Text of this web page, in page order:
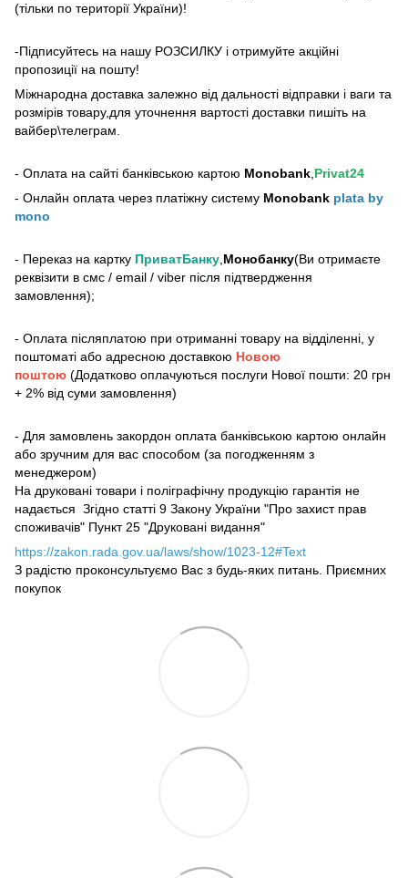
(тільки по території України)!
-Підписуйтесь на нашу РОЗСИЛКУ і отримуйте акційні
пропозиції на пошту!
Міжнародна доставка залежно від дальності відправки і ваги та
розмірів товару,для уточнення вартості доставки пишіть на
вайбер\телеграм.
- Оплата на сайті банківською картою Monobank,Privat24
- Онлайн оплата через платіжну систему Monobank plata by
mono
- Переказ на картку ПриватБанку,Монобанку(Ви отримаєте
реквізити в смс / email / viber після підтвердження
замовлення);
- Оплата післяплатою при отриманні товару на відділенні, у
поштоматі або адресною доставкою Новою
поштою (Додатково оплачуються послуги Нової пошти: 20 грн
+ 2% від суми замовлення)
- Для замовлень закордон оплата банківською картою онлайн
або зручним для вас способом (за погодженням з
менеджером)
На друковані товари і поліграфічну продукцію гарантія не
надається Згідно статті 9 Закону України "Про захист прав
споживачів" Пункт 25 "Друковані видання"
https://zakon.rada.gov.ua/laws/show/1023-12#Text
З радістю проконсультуємо Вас з будь-яких питань. Приємних
покупок